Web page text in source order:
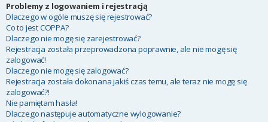
Problemy z logowaniem i rejestracją
Dlaczego w ogóle muszę się rejestrować?
Co to jest COPPA?
Dlaczego nie mogę się zarejestrować?
Rejestracja została przeprowadzona poprawnie, ale nie mogę się
zalogować!
Dlaczego nie mogę się zalogować?
Rejestracja została dokonana jakiś czas temu, ale teraz nie mogę się
zalogować?!
Nie pamiętam hasła!
Dlaczego następuje automatyczne wylogowanie?